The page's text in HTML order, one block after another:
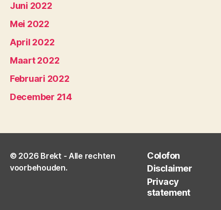
Juni 2022
Mei 2022
April 2022
Maart 2022
Februari 2022
December 214
© 2026 Brekt - Alle rechten
voorbehouden.
Colofon
Disclaimer
Privacy
statement